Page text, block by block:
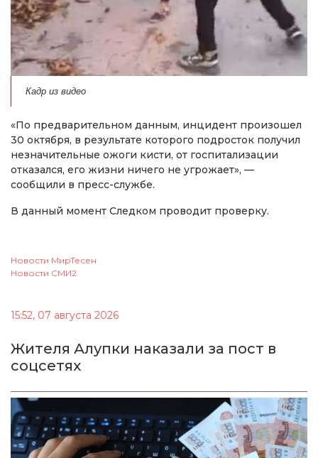
Кадр из видео
«По предварительном данным, инцидент произошел
30 октября, в результате которого подросток получил
незначительные ожоги кисти, от госпитализации
отказался, его жизни ничего не угрожает», —
сообщили в пресс-службе.
В данный момент Следком проводит проверку.
Новости МирТесен
Новости СМИ2
15:52, 07 августа 2026
Жителя Алупки наказали за пост в
соцсетях